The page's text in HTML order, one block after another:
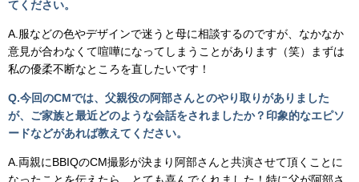
てください。
A.服などの色やデザインで迷うと母に相談するのですが、なかなか
意見が合わなくて喧嘩になってしまうことがあります（笑）まずは
私の優柔不断なところを直したいです！
Q.今回のCMでは、父親役の阿部さんとのやり取りがありました
が、ご家族と最近どのような会話をされましたか？印象的なエピソ
ードなどがあれば教えてください。
A.両親にBBIQのCM撮影が決まり阿部さんと共演させて頂くことに